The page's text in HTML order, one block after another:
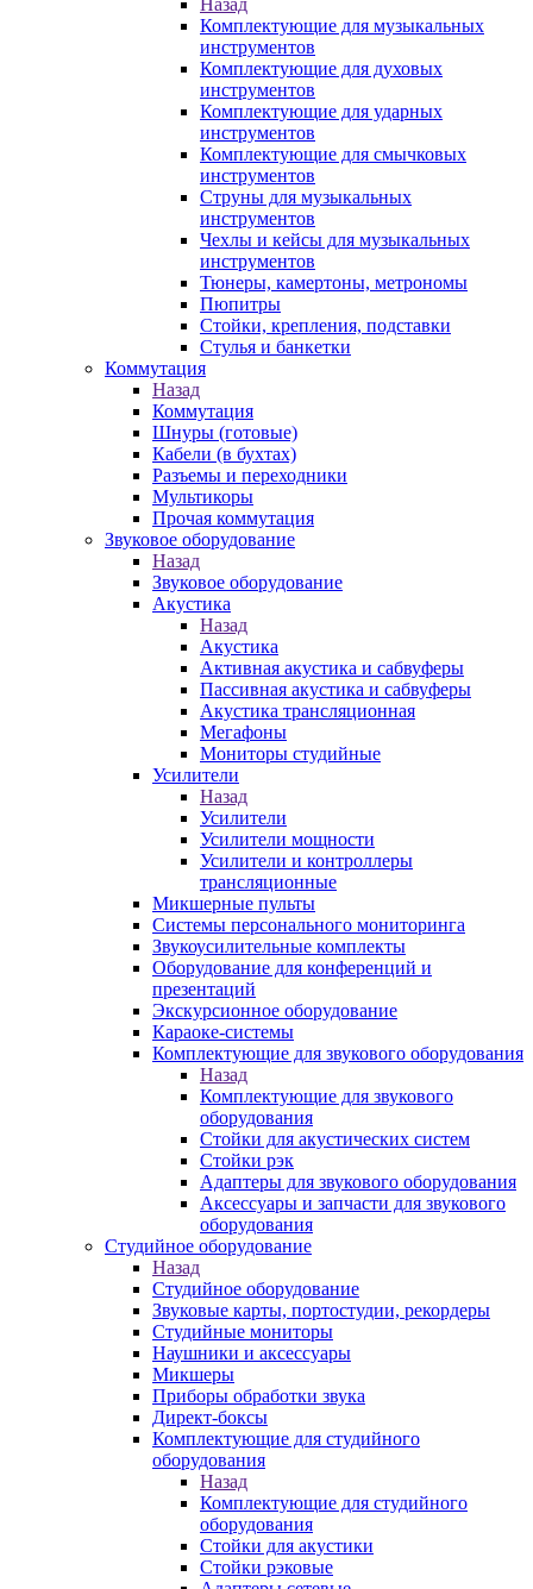
Назад
Комплектующие для музыкальных
инструментов
Комплектующие для духовых
инструментов
Комплектующие для ударных
инструментов
Комплектующие для смычковых
инструментов
Струны для музыкальных
инструментов
Чехлы и кейсы для музыкальных
инструментов
Тюнеры, камертоны, метрономы
Пюпитры
Стойки, крепления, подставки
Стулья и банкетки
Коммутация
Назад
Коммутация
Шнуры (готовые)
Кабели (в бухтах)
Разъемы и переходники
Мультикоры
Прочая коммутация
Звуковое оборудование
Назад
Звуковое оборудование
Акустика
Назад
Акустика
Активная акустика и сабвуферы
Пассивная акустика и сабвуферы
Акустика трансляционная
Мегафоны
Мониторы студийные
Усилители
Назад
Усилители
Усилители мощности
Усилители и контроллеры
трансляционные
Микшерные пульты
Системы персонального мониторинга
Звукоусилительные комплекты
Оборудование для конференций и
презентаций
Экскурсионное оборудование
Караоке-системы
Комплектующие для звукового оборудования
Назад
Комплектующие для звукового
оборудования
Стойки для акустических систем
Стойки рэк
Адаптеры для звукового оборудования
Аксессуары и запчасти для звукового
оборудования
Студийное оборудование
Назад
Студийное оборудование
Звуковые карты, портостудии, рекордеры
Студийные мониторы
Наушники и аксессуары
Микшеры
Приборы обработки звука
Директ-боксы
Комплектующие для студийного
оборудования
Назад
Комплектующие для студийного
оборудования
Стойки для акустики
Стойки рэковые